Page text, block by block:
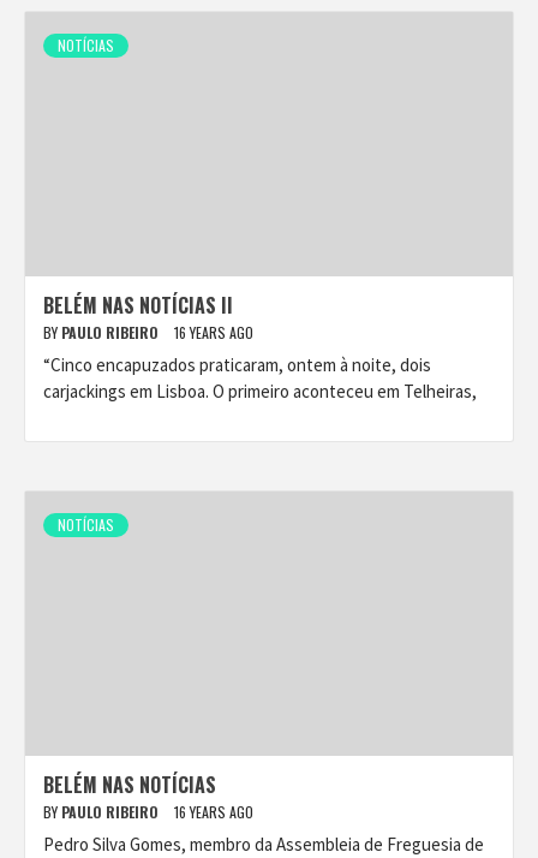
NOTÍCIAS
BELÉM NAS NOTÍCIAS II
BY PAULO RIBEIRO 16 YEARS AGO
“Cinco encapuzados praticaram, ontem à noite, dois
carjackings em Lisboa. O primeiro aconteceu em Telheiras,
NOTÍCIAS
BELÉM NAS NOTÍCIAS
BY PAULO RIBEIRO 16 YEARS AGO
Pedro Silva Gomes, membro da Assembleia de Freguesia de